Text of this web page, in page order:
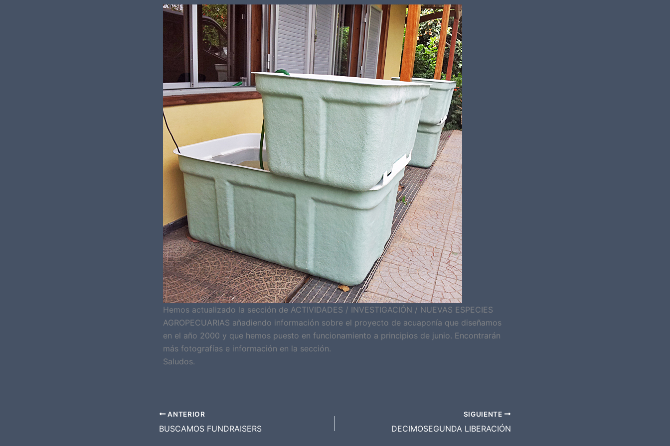
Hemos actualizado la sección de ACTIVIDADES / INVESTIGACIÓN / NUEVAS ESPECIES
AGROPECUARIAS añadiendo información sobre el proyecto de acuaponía que diseñamos
en el año 2000 y que hemos puesto en funcionamiento a principios de junio. Encontrarán
más fotografías e información en la sección.
Saludos.
ANTERIOR
BUSCAMOS FUNDRAISERS
SIGUIENTE
DECIMOSEGUNDA LIBERACIÓN